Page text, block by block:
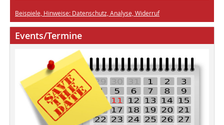
Beispiele, Hinweise: Datenschutz, Analyse, Widerruf
Events/Termine